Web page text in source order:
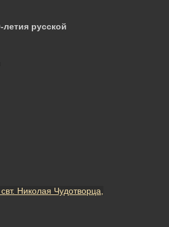
русской
Николая Чудотворца,